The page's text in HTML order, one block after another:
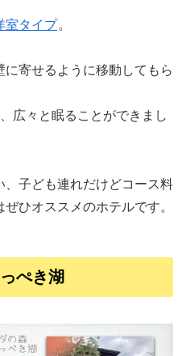
室タイプ。
寄せるように移動してもら
広々と眠ることができまし
子ども連れだけどコース料
ひオススメのホテルです。
ぺき湖